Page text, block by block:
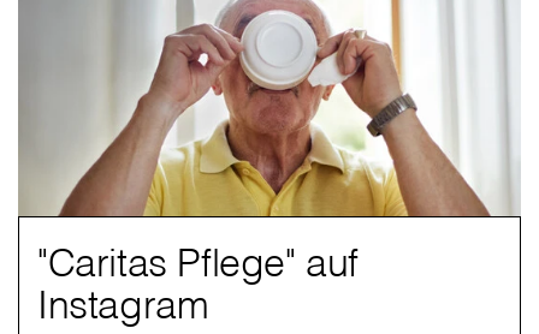
"Caritas Pflege" auf
Instagram